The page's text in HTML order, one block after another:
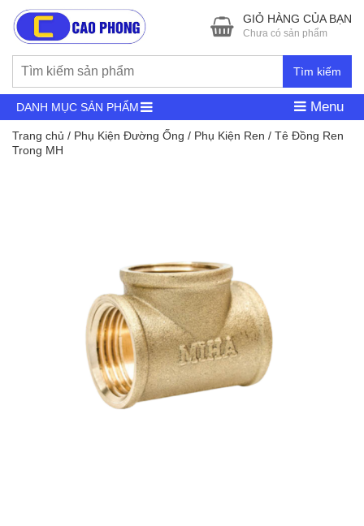
Tìm kiếm
GIỎ HÀNG CỦA BẠN
Chưa có sản phẩm
DANH MỤC SẢN PHẨM Menu
Trang chủ / Phụ Kiện Đường Ống / Phụ Kiện Ren / Tê Đồng Ren
Trong MH